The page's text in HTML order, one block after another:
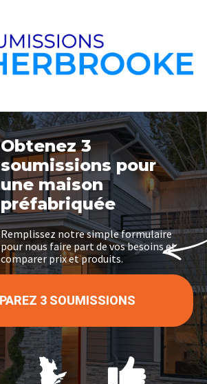
Obtenez 3
soumissions pour
une maison
préfabriquée
Remplissez notre simple formulaire
pour nous faire part de vos besoins et
comparer prix et produits.